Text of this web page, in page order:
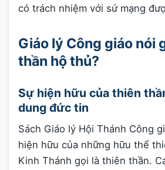
có trách nhiệm với sứ mạng
Giáo lý Công giáo nói
thần hộ thủ?
Sự hiện hữu của thiên
dung đức tin
Sách Giáo lý Hội Thánh Công
hiện hữu của những hữu thể
Kinh Thánh gọi là thiên thần.